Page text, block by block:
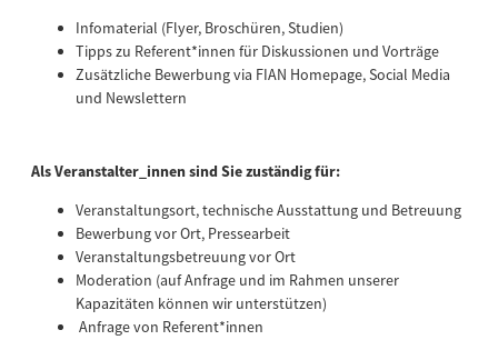
Infomaterial (Flyer, Broschüren, Studien)
Tipps zu Referent*innen für Diskussionen und Vorträge
Zusätzliche Bewerbung via FIAN Homepage, Social Media
und Newslettern
Als Veranstalter_innen sind Sie zuständig für:
Veranstaltungsort, technische Ausstattung und Betreuung
Bewerbung vor Ort, Pressearbeit
Veranstaltungsbetreuung vor Ort
Moderation (auf Anfrage und im Rahmen unserer
Kapazitäten können wir unterstützen)
Anfrage von Referent*innen